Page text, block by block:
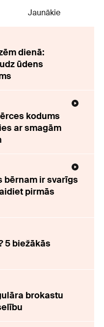
Jaunākie
dienā:
ūdens
kodums
ar smagām
bērnam ir svarīgs
pirmās
5 biežākās
brokastu